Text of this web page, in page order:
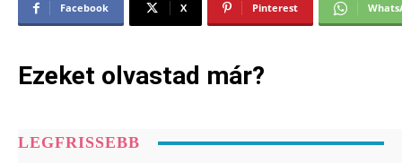
Facebook X Pinterest
Ezeket olvastad már?
LEGFRISSEBB